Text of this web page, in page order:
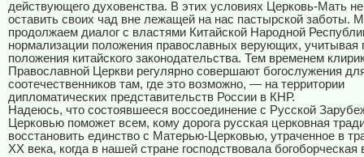
действующего духовенства. В этих условиях Церковь-Мать
оставить своих чад вне лежащей на нас пастырской заботы.
продолжаем диалог с властями Китайской Народной
нормализации положения православных верующих, учитывая
положения китайского законодательства. Тем временем
Православной Церкви регулярно совершают богослужения
соотечественников там, где это возможно, — на территории
дипломатических представительств России в КНР.
Надеюсь, что состоявшееся воссоединение с Русской
Церковью поможет всем, кому дорога русская церковная
восстановить единство с Матерью-Церковью, утраченное в
ХХ века, когда в нашей стране господствовала богоборческая